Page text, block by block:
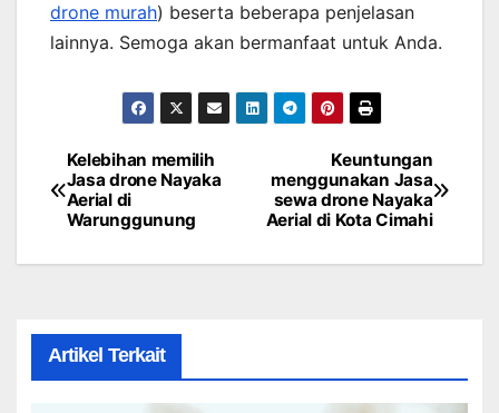
drone murah) beserta beberapa penjelasan
lainnya. Semoga akan bermanfaat untuk Anda.
Post
navigation
Keuntungan
menggunakan Jasa
sewa drone Nayaka
Aerial di Kota Cimahi
Kelebihan memilih
Jasa drone Nayaka
Aerial di
Warunggunung
Artikel Terkait